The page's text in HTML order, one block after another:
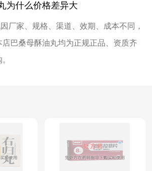
为什么价格差异大
厂家、规格、渠道、效期、成本不同，
巴桑母酥油丸均为正规正品、资质齐